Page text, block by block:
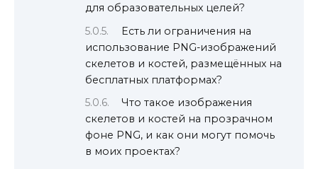
для образовательных целей?
Есть ли ограничения на
использование PNG-изображений
скелетов и костей, размещённых на
бесплатных платформах?
Что такое изображения
скелетов и костей на прозрачном
фоне PNG, и как они могут помочь
в моих проектах?